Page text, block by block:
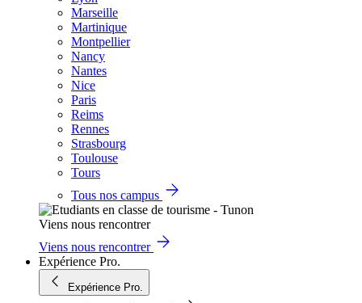
Marseille
Martinique
Montpellier
Nancy
Nantes
Nice
Paris
Reims
Rennes
Strasbourg
Toulouse
Tours
Tous nos campus
Viens nous rencontrer
Viens nous rencontrer
Expérience Pro.
Expérience Pro.